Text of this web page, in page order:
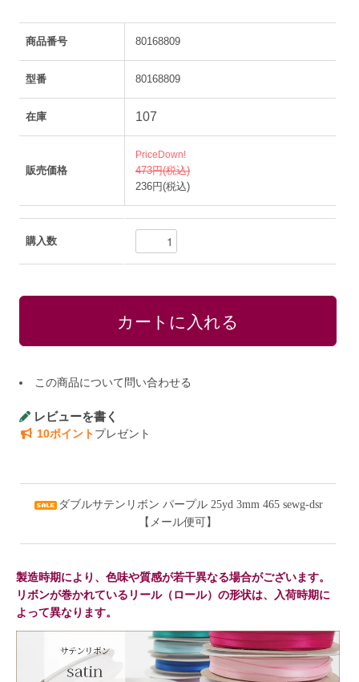
商品番号 80168809
型番 80168809
在庫 107
販売価格
PriceDown!
473円(税込)
236円(税込)
購入数
この商品について問い合わせる
レビューを書く
10ポイントプレゼント
ダブルサテンリボン パープル 25yd 3mm 465 sewg-dsr
【メール便可】
製造時期により、色味や質感が若干異なる場合がございます。
リボンが巻かれているリール（ロール）の形状は、入荷時期に
よって異なります。